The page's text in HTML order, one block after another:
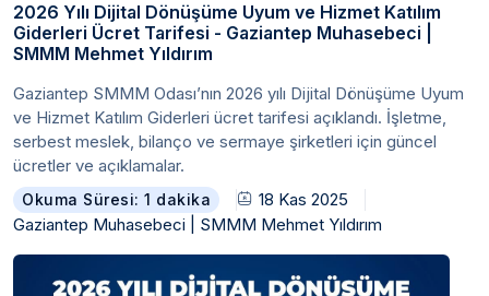
2026 Yılı Dijital Dönüşüme Uyum ve Hizmet Katılım
Giderleri Ücret Tarifesi - Gaziantep Muhasebeci |
SMMM Mehmet Yıldırım
Gaziantep SMMM Odası’nın 2026 yılı Dijital Dönüşüme Uyum
ve Hizmet Katılım Giderleri ücret tarifesi açıklandı. İşletme,
serbest meslek, bilanço ve sermaye şirketleri için güncel
ücretler ve açıklamalar.
Okuma Süresi: 1 dakika
18 Kas 2025
Gaziantep Muhasebeci | SMMM Mehmet Yıldırım